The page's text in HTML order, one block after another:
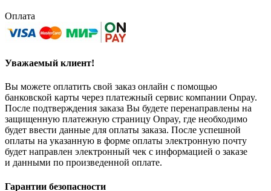
Оплата
Уважаемый клиент!
Вы можете оплатить свой заказ онлайн с помощью
банковской карты через платежный сервис компании Onpay.
После подтверждения заказа Вы будете перенаправлены на
защищенную платежную страницу Onpay, где необходимо
будет ввести данные для оплаты заказа. После успешной
оплаты на указанную в форме оплаты электронную почту
будет направлен электронный чек с информацией о заказе
и данными по произведенной оплате.
Гарантии безопасности